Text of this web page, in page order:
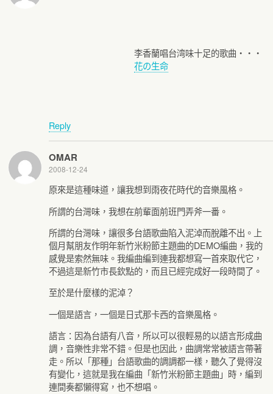
李香蘭唱台湾味十足的歌曲・・・
花の生命
Reply
OMAR
2008-12-24
原來是這種味道，讓我想到雨夜花時代的音樂風格。
所謂的台灣味，我想在前輩面前班門弄斧一番。
所謂的台灣味，讓很多台語歌曲陷入泥淖而脫離不出。上
個月幫朋友作明年新竹米粉節主題曲的DEMO編曲，我的
感覺是索然無味。我編曲編到連我都想寫一首來取代它，
不過這是新竹市長欽點的，而且已經完成好一段時間了。
至於是什麼樣的泥淖？
一個是語言，一個是日式那卡西的音樂風格。
語言：因為台語有八音，所以可以很輕易的以語言形成曲
調，音樂性非常不錯。但是也因此，曲調常常被語言帶著
走。所以「那種」台語歌曲的調調都一樣，聽久了覺得沒
有變化，這就是我在編曲「新竹米粉節主題曲」時，編到
連間奏都懶得寫，也不想唱。